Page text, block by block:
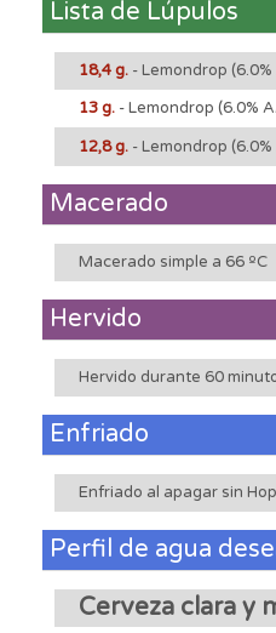
Lista de Lúpulos
18,4 g. - Lemondrop
13 g. - Lemondrop (6.0%
12,8 g. - Lemondrop
Macerado
Macerado simple a 66 ºC
Hervido
Hervido durante 60
Enfriado
Enfriado al apagar sin
Perfil de agua
Cerveza clara y